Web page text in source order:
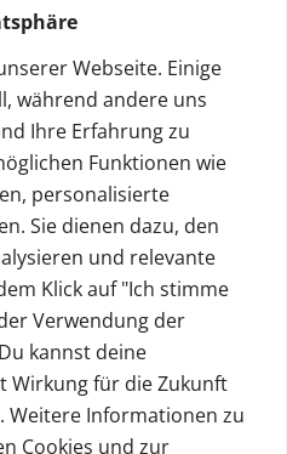
Webseite. Einige
während andere uns
Ihre Erfahrung zu
Funktionen wie
personalisierte
Sie dienen dazu, den
und relevante
Klick auf "Ich stimme
Verwendung der
kannst deine
Wirkung für die Zukunft
Informationen zu
Cookies und zur
· TAT-Lizenz